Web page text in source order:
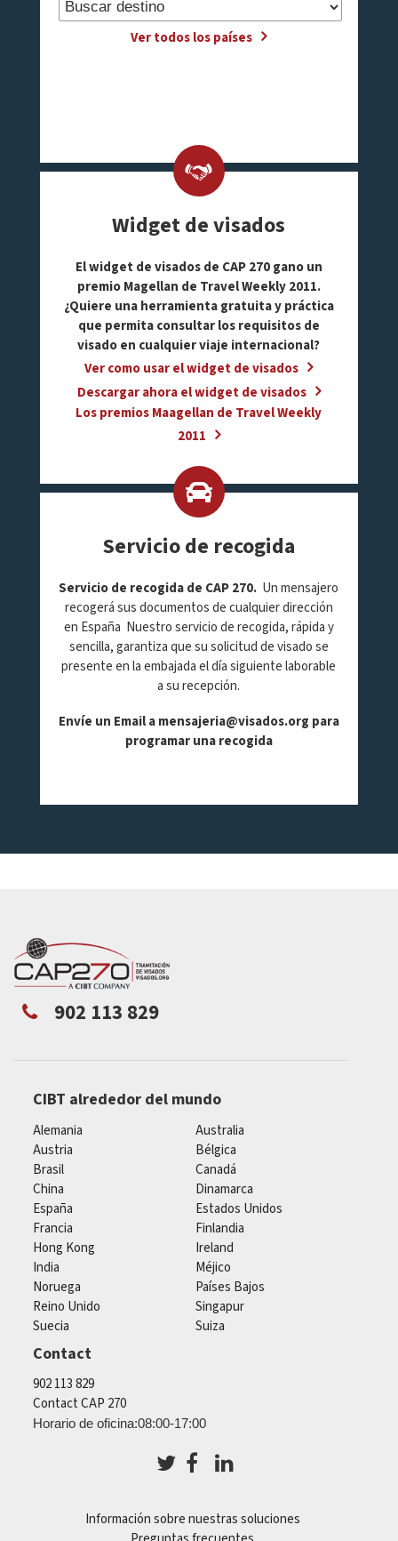
Ver todos los países
Widget de visados
El widget de visados de CAP 270 gano un
premio Magellan de Travel Weekly 2011.
¿Quiere una herramienta gratuita y práctica
que permita consultar los requisitos de
visado en cualquier viaje internacional?
Ver como usar el widget de visados
Descargar ahora el widget de visados
Los premios Maagellan de Travel Weekly
2011
Servicio de recogida
Servicio de recogida de CAP 270. Un mensajero
recogerá sus documentos de cualquier dirección
en España Nuestro servicio de recogida, rápida y
sencilla, garantiza que su solicitud de visado se
presente en la embajada el día siguiente laborable
a su recepción.
Envíe un Email amensajeria@visados.org para
programar una recogida
902 113 829
CIBT alrededor del mundo
Alemania
Australia
Austria
Bélgica
Brasil
Canadá
China
Dinamarca
España
Estados Unidos
Francia
Finlandia
Hong Kong
Ireland
India
Méjico
Noruega
Países Bajos
Reino Unido
Singapur
Suecia
Suiza
Contact
902 113 829
Contact CAP 270
Horario de oficina:08:00-17:00
Información sobre nuestras soluciones